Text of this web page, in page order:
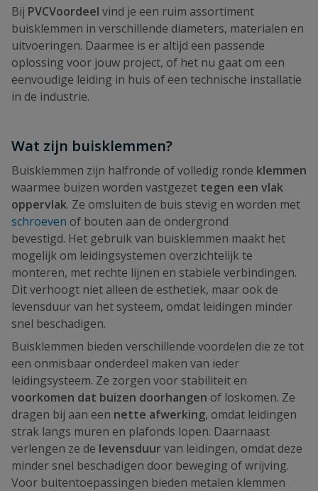
Bij PVCVoordeel vind je een ruim assortiment
buisklemmen in verschillende diameters, materialen en
uitvoeringen. Daarmee is er altijd een passende
oplossing voor jouw project, of het nu gaat om een
eenvoudige leiding in huis of een technische installatie
in de industrie.
Wat zijn buisklemmen?
Buisklemmen zijn halfronde of volledig ronde klemmen
waarmee buizen worden vastgezet tegen een vlak
oppervlak. Ze omsluiten de buis stevig en worden met
schroeven of bouten aan de ondergrond
bevestigd. Het gebruik van buisklemmen maakt het
mogelijk om leidingsystemen overzichtelijk te
monteren, met rechte lijnen en stabiele verbindingen.
Dit verhoogt niet alleen de esthetiek, maar ook de
levensduur van het systeem, omdat leidingen minder
snel beschadigen.
Buisklemmen bieden verschillende voordelen die ze tot
een onmisbaar onderdeel maken van ieder
leidingsysteem. Ze zorgen voor stabiliteit en
voorkomen dat buizen doorhangen of loskomen. Ze
dragen bij aan een nette afwerking, omdat leidingen
strak langs muren en plafonds lopen. Daarnaast
verlengen ze de levensduurvan leidingen, omdat deze
minder snel beschadigen door beweging of wrijving.
Voor buitentoepassingen bieden metalen klemmen